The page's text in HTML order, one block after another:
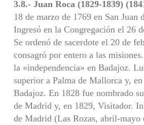
3.8.- Juan Roca (1829-1839)
18 de marzo de 1769 en San Juan
Ingresó en la Congregación el 26
Se ordenó de sacerdote el 20 de
consagró por entero a las
la «independencia» en Badajoz.
superior a Palma de Mallorca y,
Badajoz. En 1828 fue nombrado
de Madrid y, en 1829, Visitador.
de Madrid (Las Rozas, abril-mayo